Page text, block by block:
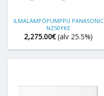
ILMALÄMPÖPUMPPU PANASONIC
NZ50YKE
2,275.00€ (alv 25.5%)